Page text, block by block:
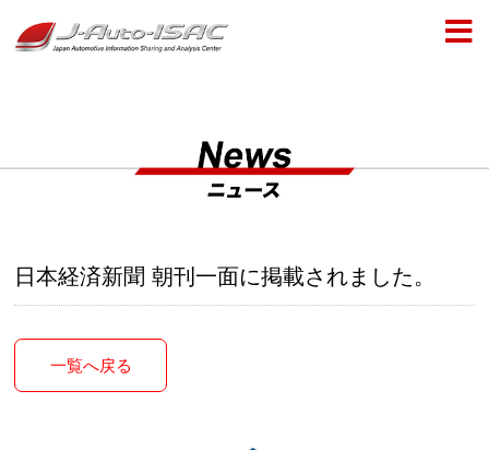
日本経済新聞 朝刊一面に掲載されました。
一覧へ戻る